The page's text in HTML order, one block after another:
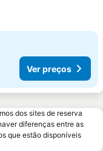
Ver preços
dos sites de reserva
diferenças entre as
que estão disponíveis